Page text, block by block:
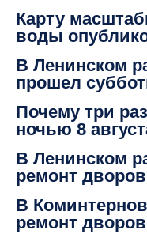
Карту
воды
В Ленинском
прошел
Почему три
ночью 8
В Ленинском
ремонт дворов
В
ремонт